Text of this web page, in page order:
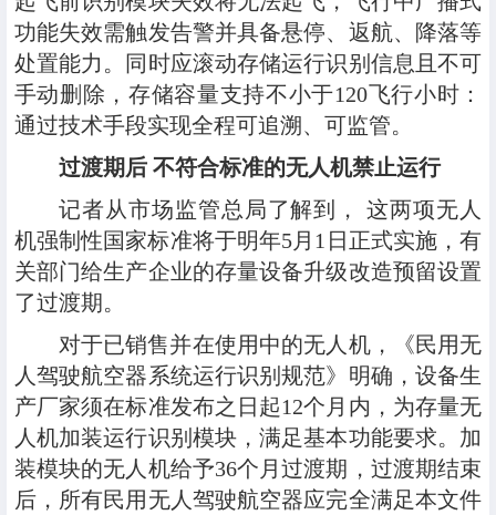
功能失效需触发告警并具备悬停、返航、降落等
处置能力。同时应滚动存储运行识别信息且不可
手动删除，存储容量支持不小于120飞行小时：
通过技术手段实现全程可追溯、可监管。
过渡期后 不符合标准的无人机禁止运行
记者从市场监管总局了解到， 这两项无人
机强制性国家标准将于明年5月1日正式实施，有
关部门给生产企业的存量设备升级改造预留设置
了过渡期。
对于已销售并在使用中的无人机，《民用无
人驾驶航空器系统运行识别规范》明确，设备生
产厂家须在标准发布之日起12个月内，为存量无
人机加装运行识别模块，满足基本功能要求。加
装模块的无人机给予36个月过渡期，过渡期结束
后，所有民用无人驾驶航空器应完全满足本文件